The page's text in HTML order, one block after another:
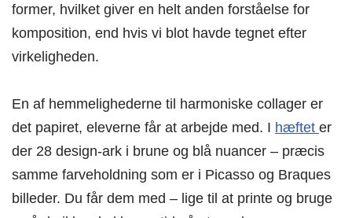
former, hvilket giver en helt anden forståelse for
komposition, end hvis vi blot havde tegnet efter
virkeligheden.
En af hemmelighederne til harmoniske collager er
det papiret, eleverne får at arbejde med. I hæftet er
der 28 design-ark i brune og blå nuancer – præcis
samme farveholdning som er i Picasso og Braques
billeder. Du får dem med – lige til at printe og bruge